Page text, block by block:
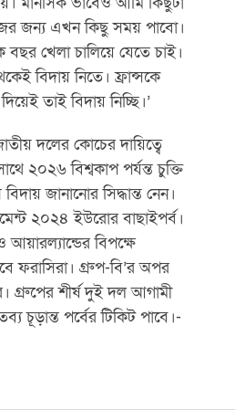
জন্য এখন কিছু সময় পাবো।
খেলা চালিয়ে যেতে চাই।
বিদায় নিতে। ফ্রান্সকে
তাই বিদায় নিচ্ছি।’
দলের কোচের দায়িত্বে
২০২৬ বিশ্বকাপ পর্যন্ত চুক্তি
জানানোর সিদ্ধান্ত নেন।
২০২৪ ইউরোর বাছাইপর্ব।
আয়ারল্যান্ডের বিপক্ষে
ফরাসিরা। গ্রুপ-বি’র অপর
গ্রুপের শীর্ষ দুই দল আগামী
চূড়ান্ত পর্বের টিকিট পাবে।-